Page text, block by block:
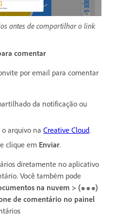
antes de compartilhar o link
comentar
por email para comentar
da notificação ou
arquivo na Creative Cloud.
clique em Enviar.
diretamente no aplicativo
Você também pode
na nuvem > (
)
de comentário no painel